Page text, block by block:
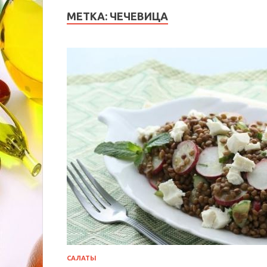
МЕТКА: ЧЕЧЕВИЦА
САЛАТЫ